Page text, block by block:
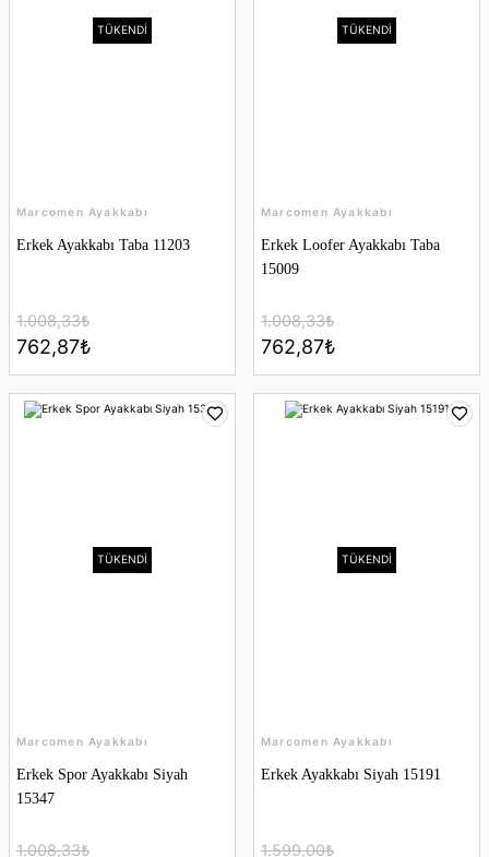
TÜKENDİ
Marcomen Ayakkabı
Erkek Ayakkabı Taba 11203
762,87₺
1.008,33₺
TÜKENDİ
Marcomen Ayakkabı
Erkek Loofer Ayakkabı Taba
15009
762,87₺
1.008,33₺
TÜKENDİ
Marcomen Ayakkabı
Erkek Spor Ayakkabı Siyah
15347
1.008,33₺
TÜKENDİ
Marcomen Ayakkabı
Erkek Ayakkabı Siyah 15191
1.599,00₺